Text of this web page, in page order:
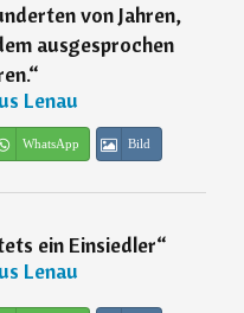
von Jahren,
ausgesprochen
“
Lenau
WhatsApp Bild
ein Einsiedler“
Lenau